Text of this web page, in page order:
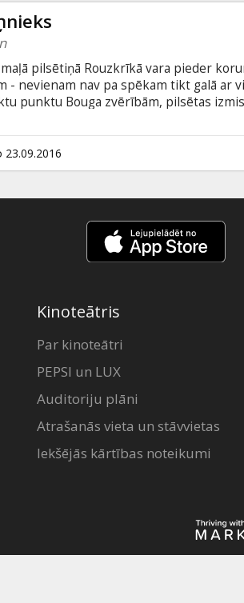
pilsētiņā Rouzkrīkā vara pieder
- nevienam nav pa spēkam tikt galā ar
punktu Bouga zvērībām, pilsētas
spēlmaņi vai ārpus likuma, bet visi
angļu valodā ar subtitriem latviešu un
23.09.2016
Kinoteātris
Par kinoteātri
PEPSI un LUX
Auditoriju plāni
Atrašanās vieta un stāvvietas
Iekšējās kārtības noteikumi